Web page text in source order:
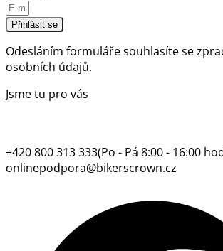
Přihlásit se
Odesláním formuláře souhlasíte se
osobních údajů.
Jsme tu pro vás
+420 800 313 333(Po - Pá 8:00 - 16:00
onlinepodpora@bikerscrown.cz